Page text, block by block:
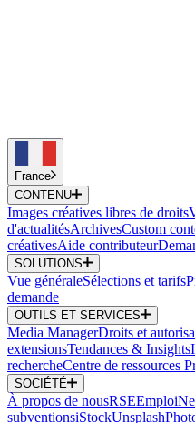
France
CONTENU
Images créatives libres de droits
d'actualitésArchivesCustom
créativesAide contributeur
SOLUTIONS
Vue généraleSélections et tarifs
demande
OUTILS ET SERVICES
Media ManagerDroits et
extensionsTendances & Insights
rechercheCentre de ressources
SOCIÉTÉ
À propos de nousRSEEmploi
subventionsiStockUnsplash